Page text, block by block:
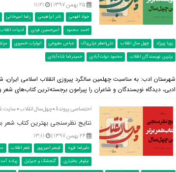
۲۵ بهمن ۱۳۹۷ | ۱۱:۲۱
جواد افهمی نادر ابراهیمی رضا امیرخانی
احمد محمود
امیرحسین فردی ادبیات انقلاب
زویا پیرزاد
چهل سال انقلاب علی‌اصغر عزتی‌پاک عباس معروفی ابوتراب خسروی
برترین نویسندگان انقلاب
محمود دولت‌آبادی حمیدرضا شاه‌آبادی
شهرستان ادب: به مناسبت چهلمین سالگرد پیروزی انقلاب اسلامی
ادبی، دیدگاه نویسندگان و شاعران را پیرامون برجسته‌ترین کتاب‌های
اختصاصی پروندۀ «چهل‌سال انقلاب» سایت
نتایج نظرسنجی بهترین کتاب شعر بعد از
۲۴ بهمن ۱۳۹۷ | ۱۳:۱۱
علیرضا قزوه قیصر امین‌پور شعر انقلاب
نیلوفر بختیاری
گنجشک و جبرئیل پیاده